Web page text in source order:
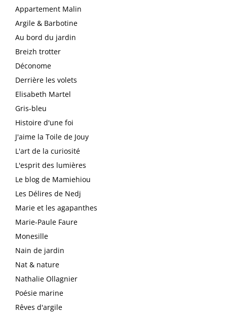
Appartement Malin
Argile & Barbotine
Au bord du jardin
Breizh trotter
Déconome
Derrière les volets
Elisabeth Martel
Gris-bleu
Histoire d'une foi
J'aime la Toile de Jouy
L'art de la curiosité
L'esprit des lumières
Le blog de Mamiehiou
Les Délires de Nedj
Marie et les agapanthes
Marie-Paule Faure
Monesille
Nain de jardin
Nat & nature
Nathalie Ollagnier
Poésie marine
Rêves d'argile